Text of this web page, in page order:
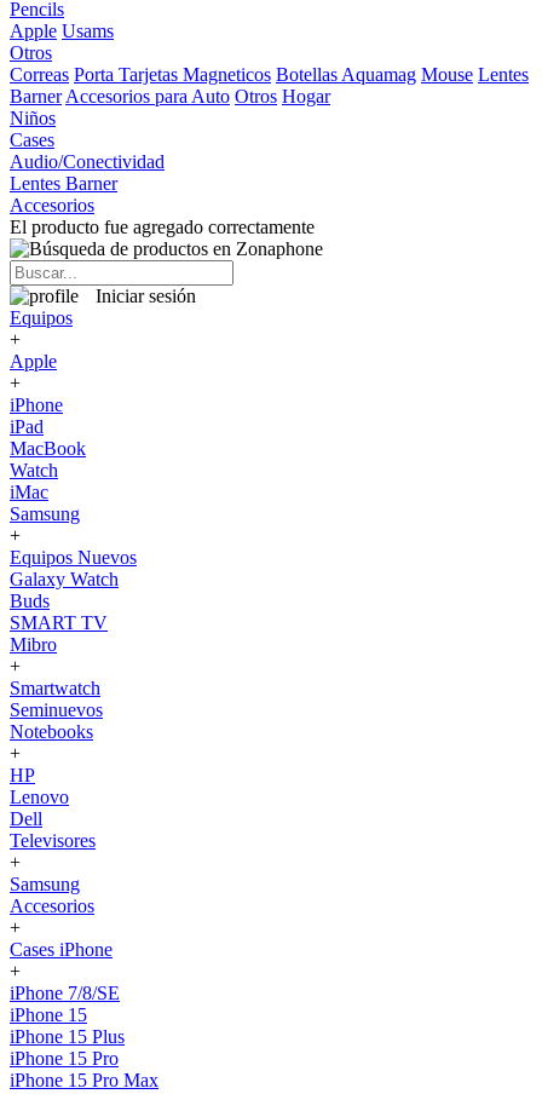
Pencils
Apple Usams
Otros
Correas Porta Tarjetas Magneticos Botellas Aquamag Mouse Lentes
Barner Accesorios para Auto Otros Hogar
Niños
Cases
Audio/Conectividad
Lentes Barner
Accesorios
El producto fue agregado correctamente
Iniciar sesión
Equipos
+
Apple
+
iPhone
iPad
MacBook
Watch
iMac
Samsung
+
Equipos Nuevos
Galaxy Watch
Buds
SMART TV
Mibro
+
Smartwatch
Seminuevos
Notebooks
+
HP
Lenovo
Dell
Televisores
+
Samsung
Accesorios
+
Cases iPhone
+
iPhone 7/8/SE
iPhone 15
iPhone 15 Plus
iPhone 15 Pro
iPhone 15 Pro Max